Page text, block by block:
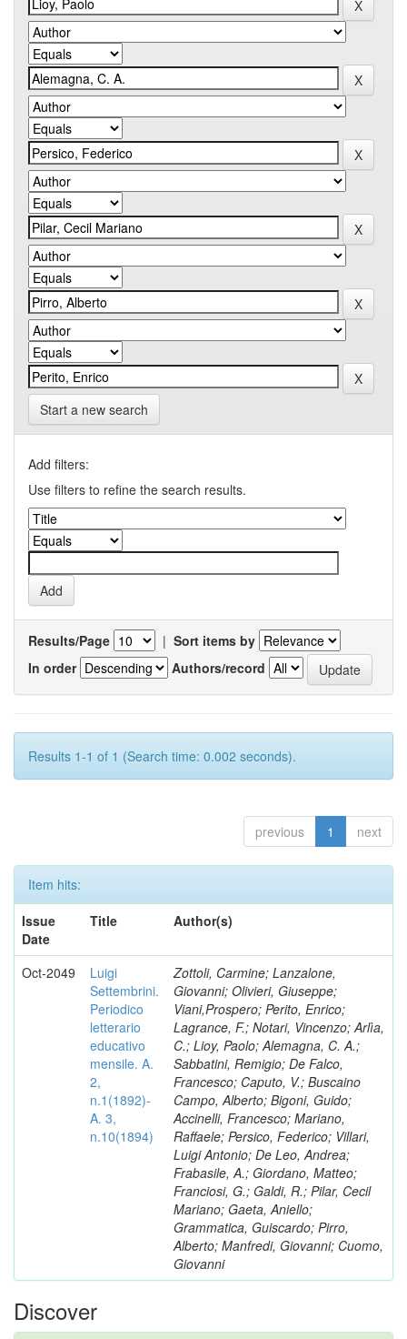
Start a new search
Add filters:
Use filters to refine the search results.
Results/Page | Sort items by
In order
Authors/record
Results 1-1 of 1 (Search time: 0.002 seconds).
previous 1 next
Item hits:
Issue
Date
Title Author(s)
Oct-2049
Luigi
Settembrini.
Periodico
letterario
educativo
mensile. A.
2,
n.1(1892)-
A. 3,
n.10(1894)
Zottoli, Carmine; Lanzalone,
Giovanni; Olivieri, Giuseppe;
Viani,Prospero; Perito, Enrico;
Lagrance, F.; Notari, Vincenzo; Arlìa,
C.; Lioy, Paolo; Alemagna, C. A.;
Sabbatini, Remigio; De Falco,
Francesco; Caputo, V.; Buscaino
Campo, Alberto; Bigoni, Guido;
Accinelli, Francesco; Mariano,
Raffaele; Persico, Federico; Villari,
Luigi Antonio; De Leo, Andrea;
Frabasile, A.; Giordano, Matteo;
Franciosi, G.; Galdi, R.; Pilar, Cecil
Mariano; Gaeta, Aniello;
Grammatica, Guiscardo; Pirro,
Alberto; Manfredi, Giovanni; Cuomo,
Giovanni
Discover